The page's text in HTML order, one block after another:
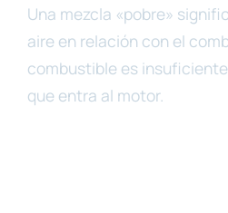
Una mezcla «pobre»
aire en relación con el
combustible es
que entra al motor.